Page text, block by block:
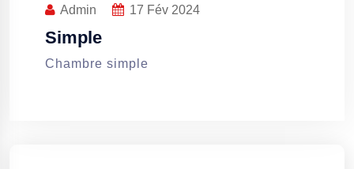
Admin 17 Fév 2024
Simple
Chambre simple